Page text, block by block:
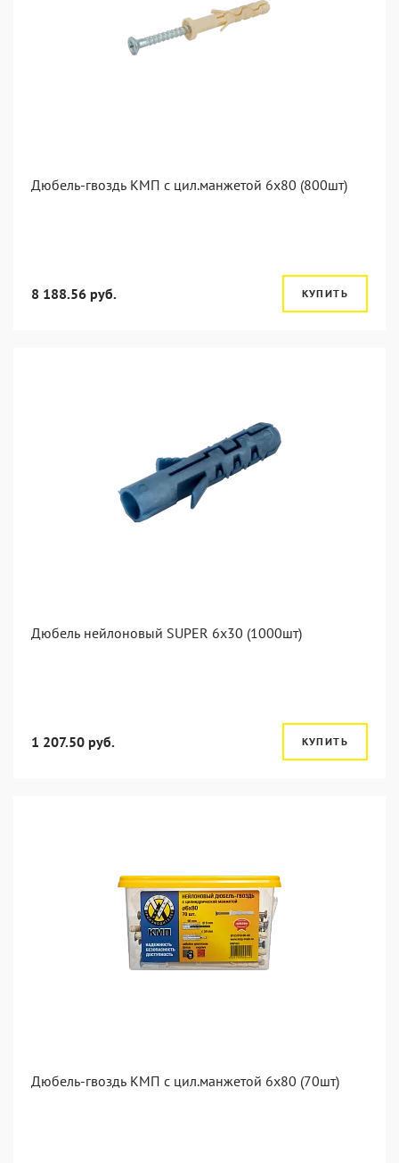
Дюбель-гвоздь КМП с цил.манжетой 6x80 (800шт)
8 188.56 руб. КУПИТЬ
Дюбель нейлоновый SUPER 6x30 (1000шт)
1 207.50 руб. КУПИТЬ
Дюбель-гвоздь КМП с цил.манжетой 6x80 (70шт)